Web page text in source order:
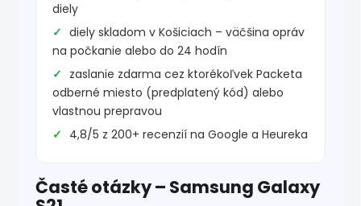
diely
diely skladom v Košiciach – väčšina opráv
na počkanie alebo do 24 hodín
zaslanie zdarma cez ktorékoľvek Packeta
odberné miesto (predplatený kód) alebo
vlastnou prepravou
4,8/5 z 200+ recenzií na Google a Heureka
Časté otázky – Samsung Galaxy